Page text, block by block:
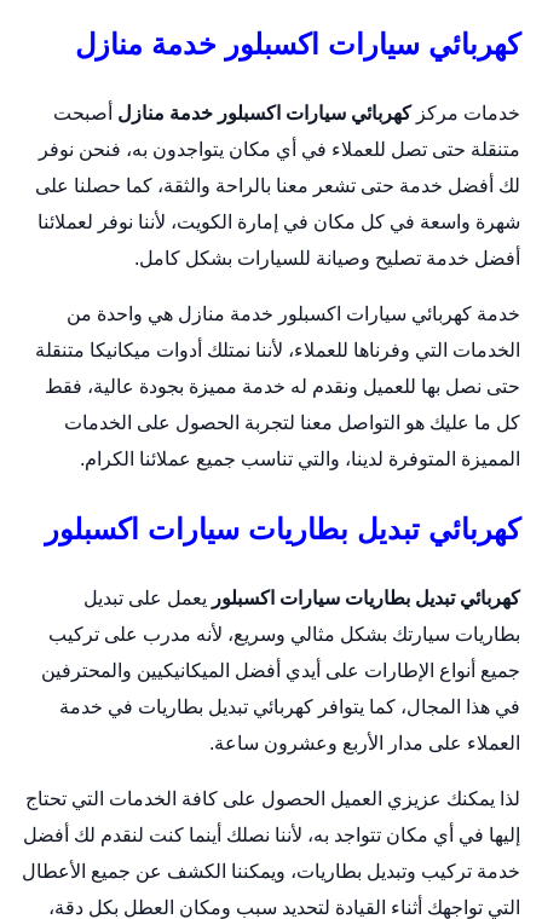
كهربائي سيارات اكسبلور خدمة منازل
خدمات مركزكهربائي سيارات اكسبلور خدمة منازل أصبحت
متنقلة حتى تصل للعملاء في أي مكان يتواجدون به، فنحن نوفر
لك أفضل خدمة حتى تشعر معنا بالراحة والثقة، كما حصلنا على
شهرة واسعة في كل مكان في إمارة الكويت، لأننا نوفر لعملائنا
أفضل خدمة تصليح وصيانة للسيارات بشكل كامل.
خدمة كهربائي سيارات اكسبلور خدمة منازل هي واحدة من
الخدمات التي وفرناها للعملاء، لأننا نمتلك أدوات ميكانيكا متنقلة
حتى نصل بها للعميل ونقدم له خدمة مميزة بجودة عالية، فقط
كل ما عليك هو التواصل معنا لتجربة الحصول على الخدمات
المميزة المتوفرة لدينا، والتي تناسب جميع عملائنا الكرام.
كهربائي تبديل بطاريات سيارات اكسبلور
كهربائي تبديل بطاريات سيارات اكسبلور يعمل على تبديل
بطاريات سيارتك بشكل مثالي وسريع، لأنه مدرب على تركيب
جميع أنواع الإطارات على أيدي أفضل الميكانيكيين والمحترفين
في هذا المجال، كما يتوافر كهربائي تبديل بطاريات في خدمة
العملاء على مدار الأربع وعشرون ساعة.
لذا يمكنك عزيزي العميل الحصول على كافة الخدمات التي تحتاج
إليها في أي مكان تتواجد به، لأننا نصلك أينما كنت لنقدم لك أفضل
خدمة تركيب وتبديل بطاريات، ويمكننا الكشف عن جميع الأعطال
التي تواجهك أثناء القيادة لتحديد سبب ومكان العطل بكل دقة،